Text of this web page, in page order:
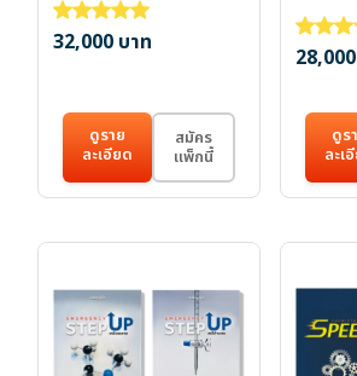
ให้คะแนน5.00 ตั้งแต่ 1-5 คะแนน
32,000 บาท
ดูราย
ละเอียด
สมัคร
แพ็กนี้
ให้คะแ
28,000
ดูร
ละเ